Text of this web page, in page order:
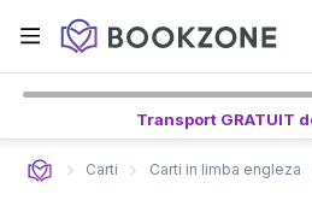
Transport GRATUIT
Carti Carti in limba engleza